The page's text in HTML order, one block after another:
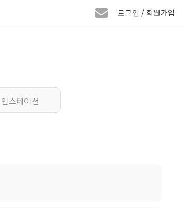
로그인 / 회원가입
인스테이션